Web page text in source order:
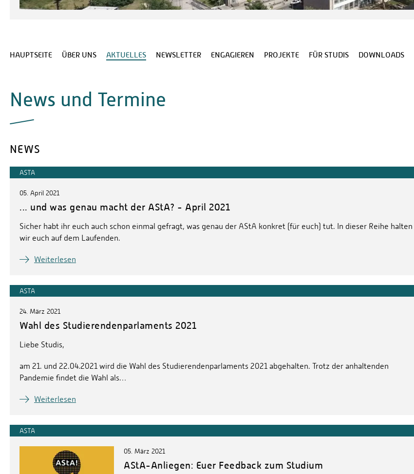
HAUPTSEITE ÜBER UNS AKTUELLES NEWSLETTER ENGAGIEREN PROJEKTE FÜR STUDIS DOWNLOADS
News und Termine
NEWS
ASTA
05. April 2021
... und was genau macht der AStA? - April 2021
Sicher habt ihr euch auch schon einmal gefragt, was genau der AStA konkret (für euch) tut. In dieser Reihe halten
wir euch auf dem Laufenden.
Weiterlesen
ASTA
24. März 2021
Wahl des Studierendenparlaments 2021
Liebe Studis,
am 21. und 22.04.2021 wird die Wahl des Studierendenparlaments 2021 abgehalten. Trotz der anhaltenden
Pandemie findet die Wahl als…
Weiterlesen
ASTA
05. März 2021
AStA-Anliegen: Euer Feedback zum Studium